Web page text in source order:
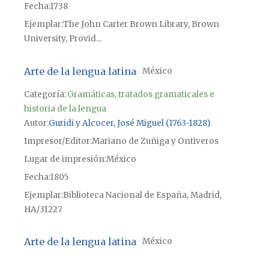
Fecha1738
Ejemplar The John Carter Brown Library, Brown
University, Provid...
Arte de la lengua latina México
Categoría:Gramáticas, tratados gramaticales e
historia de la lengua
Autor Guridi y Alcocer, José Miguel (1763-1828)
Impresor/Editor Mariano de Zuñiga y Ontiveros
Lugar de impresiónMéxico
Fecha1805
Ejemplar Biblioteca Nacional de España, Madrid,
HA/31227
Arte de la lengua latina México